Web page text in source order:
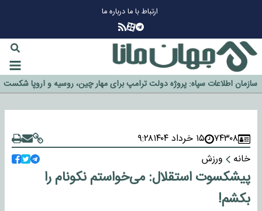
ارتباط با مادرباره ما
گزینه جدایی اوسمار روی میز مدیران پرسپولیس
آیا رئیس جمهور آمریکا قانون را دور می‌زند؟
اخراج رسمی چهره نامدار از پرسپولیس
سازمان اطلاعات سپاه: پروژه دولت ترامپ برای مهار چین، روسیه و اروپا شکست
۷۴۳۰۸ ۱۵ خرداد ۱۴۰۴
۹:۲۸
خانه
ورزش
پیشکسوت استقلال: می‌خواستم نکونام را
بکشم!